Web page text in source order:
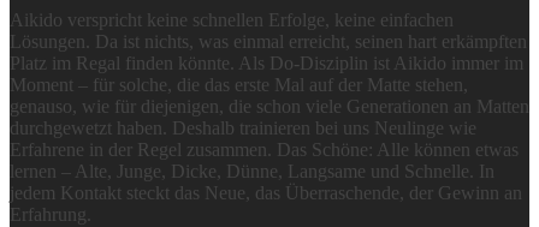
Aikido verspricht keine schnellen Erfolge, keine einfachen
Lösungen. Da ist nichts, was einmal erreicht, seinen hart erkämpften
Platz im Regal finden könnte. Als Do-Disziplin ist Aikido immer im
Moment – für solche, die das erste Mal auf der Matte stehen,
genauso, wie für diejenigen, die schon viele Generationen an Matten
durchgewetzt haben. Deshalb trainieren bei uns Neulinge wie
Erfahrene in der Regel zusammen. Das Schöne: Alle können etwas
lernen – Alte, Junge, Dicke, Dünne, Langsame und Schnelle. In
jedem Kontakt steckt das Neue, das Überraschende, der Gewinn an
Erfahrung.